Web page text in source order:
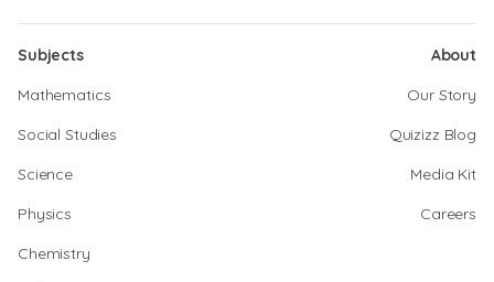
Subjects
Mathematics
Social Studies
Science
Physics
Chemistry
About
Our Story
Quizizz Blog
Media Kit
Careers